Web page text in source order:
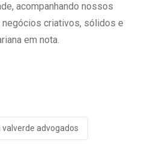
acompanhando nossos
criativos, sólidos e
em nota.
advogados